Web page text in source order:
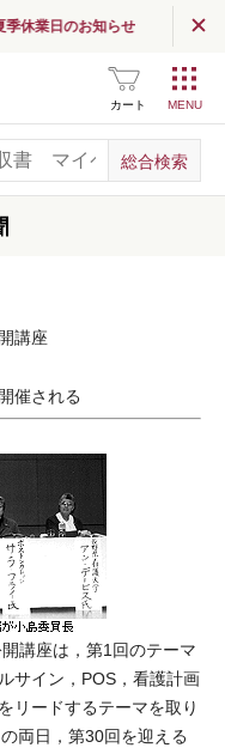
季休業日のお知らせ
カート
講座
催される
講座は，第1回のテーマ
サイン，POS，看護計画
リードするテーマを取り
両日，第30回を迎える